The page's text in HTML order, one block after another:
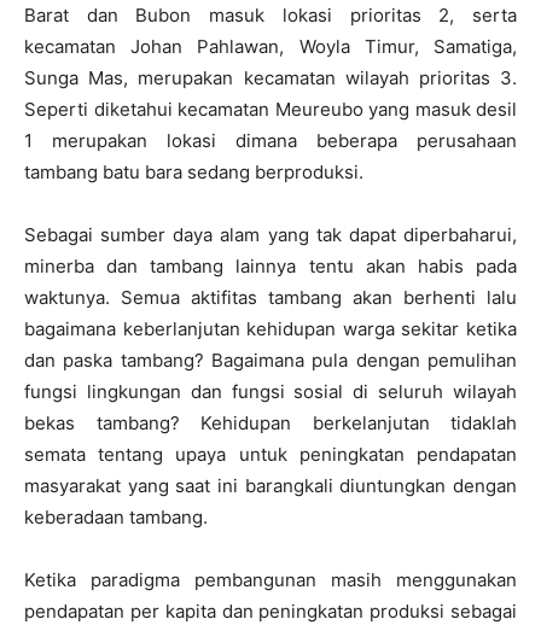
Barat dan Bubon masuk lokasi prioritas 2, serta
kecamatan Johan Pahlawan, Woyla Timur, Samatiga,
Sunga Mas, merupakan kecamatan wilayah prioritas 3.
Seperti diketahui kecamatan Meureubo yang masuk desil
1 merupakan lokasi dimana beberapa perusahaan
tambang batu bara sedang berproduksi.
Sebagai sumber daya alam yang tak dapat diperbaharui,
minerba dan tambang lainnya tentu akan habis pada
waktunya. Semua aktifitas tambang akan berhenti lalu
bagaimana keberlanjutan kehidupan warga sekitar ketika
dan paska tambang? Bagaimana pula dengan pemulihan
fungsi lingkungan dan fungsi sosial di seluruh wilayah
bekas tambang? Kehidupan berkelanjutan tidaklah
semata tentang upaya untuk peningkatan pendapatan
masyarakat yang saat ini barangkali diuntungkan dengan
keberadaan tambang.
Ketika paradigma pembangunan masih menggunakan
pendapatan per kapita dan peningkatan produksi sebagai